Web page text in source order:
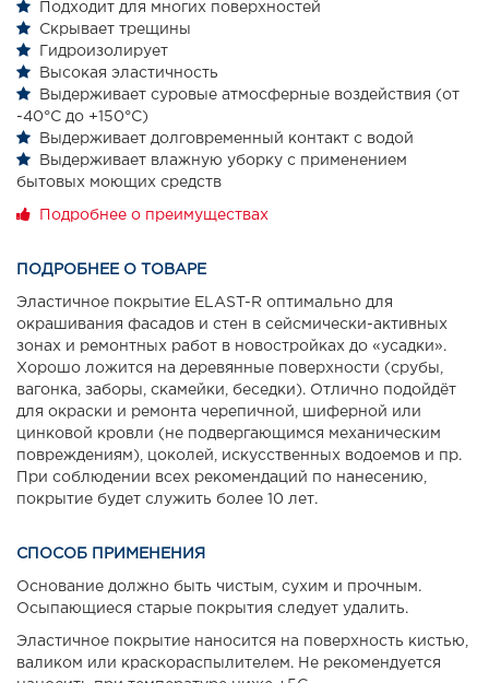
Подходит для многих поверхностей
Скрывает трещины
Гидроизолирует
Высокая эластичность
Выдерживает суровые атмосферные воздействия (от
-40°С до +150°С)
Выдерживает долговременный контакт с водой
Выдерживает влажную уборку с применением
бытовых моющих средств
Подробнее о преимуществах
ПОДРОБНЕЕ О ТОВАРЕ
Эластичное покрытие ELAST-R оптимально для
окрашивания фасадов и стен в сейсмически-активных
зонах и ремонтных работ в новостройках до «усадки».
Хорошо ложится на деревянные поверхности (срубы,
вагонка, заборы, скамейки, беседки). Отлично подойдёт
для окраски и ремонта черепичной, шиферной или
цинковой кровли (не подвергающимся механическим
повреждениям), цоколей, искусственных водоемов и пр.
При соблюдении всех рекомендаций по нанесению,
покрытие будет служить более 10 лет.
СПОСОБ ПРИМЕНЕНИЯ
Основание должно быть чистым, сухим и прочным.
Осыпающиеся старые покрытия следует удалить.
Эластичное покрытие наносится на поверхность кистью,
валиком или краскораспылителем. Не рекомендуется